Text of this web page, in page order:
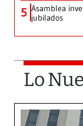
5 Asamblea
jubilados
Lo